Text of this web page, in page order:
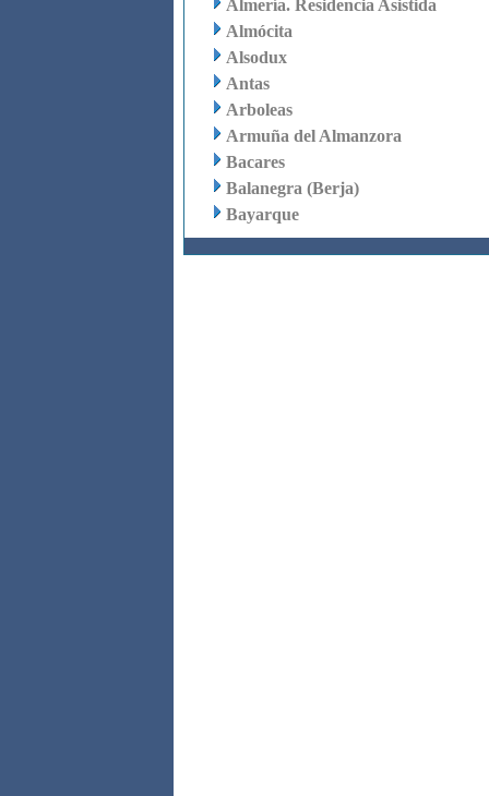
Almería. Residencia Asistida
Almócita
Alsodux
Antas
Arboleas
Armuña del Almanzora
Bacares
Balanegra (Berja)
Bayarque